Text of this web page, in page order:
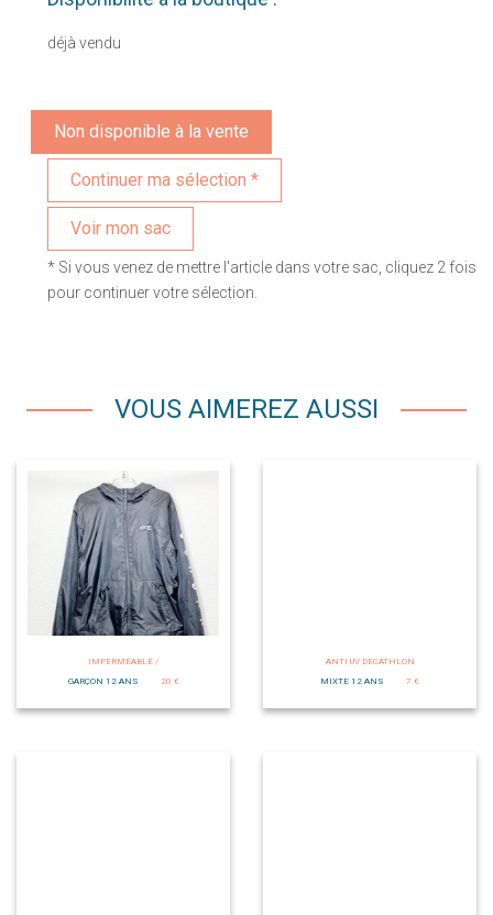
déjà vendu
Non disponible à la vente
Voir mon sac
* Si vous venez de mettre l'article dans votre sac, cliquez 2 fois
pour continuer votre sélection.
VOUS AIMEREZ AUSSI
IMPERMÉABLE /
GARÇON 12 ANS
20 €
ANTI UV DECATHLON
MIXTE 12 ANS
7 €